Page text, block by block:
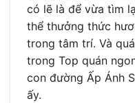
có lẽ là để vừa tìm
thể thưởng thức
trong tâm trí. Và
trong Top quán
con đường Ấp Ánh
ấy.